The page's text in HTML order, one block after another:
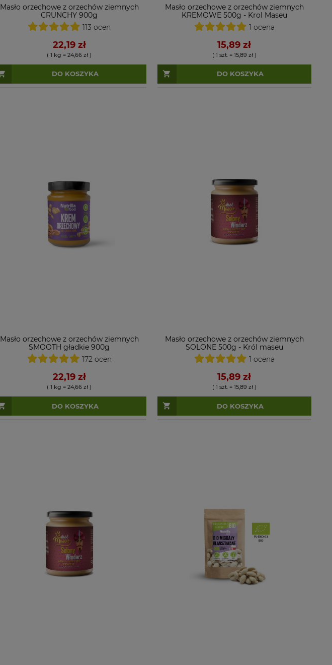
Masło orzechowe z orzechów ziemnych
CRUNCHY 900g
113 ocen
22,19 zł
( 1 kg = 24,66 zł )
DO KOSZYKA
Masło orzechowe z orzechów ziemnych
KREMOWE 500g - Krol Maseu
1 ocena
15,89 zł
( 1 szt. = 15,89 zł )
DO KOSZYKA
Masło orzechowe z orzechów ziemnych
SMOOTH gładkie 900g
172 ocen
22,19 zł
( 1 kg = 24,66 zł )
DO KOSZYKA
Masło orzechowe z orzechów ziemnych
SOLONE 500g - Król maseu
1 ocena
15,89 zł
( 1 szt. = 15,89 zł )
DO KOSZYKA